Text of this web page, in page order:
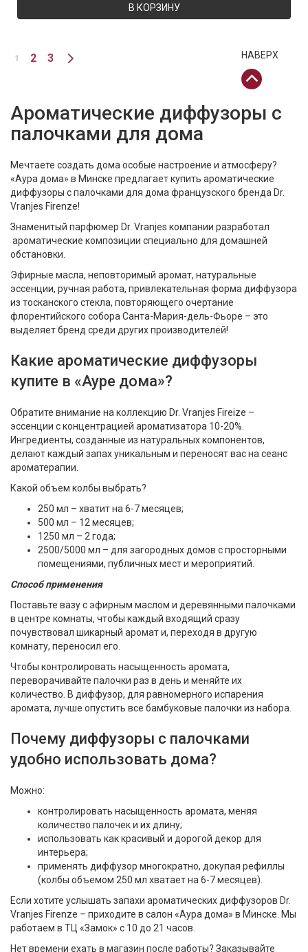
В КОРЗИНУ
1 2 3 НАВЕРХ
Ароматические диффузоры с
палочками для дома
Мечтаете создать дома особые настроение и атмосферу?
«Аура дома» в Минске предлагает купить ароматические
диффузоры с палочками для дома французского бренда Dr.
Vranjes Firenze!
Знаменитый парфюмер Dr. Vranjes компании разработал
ароматические композиции специально для домашней
обстановки.
Эфирные масла, неповторимый аромат, натуральные
эссенции, ручная работа, привлекательная форма диффузора
из тосканского стекла, повторяющего очертание
флорентийского собора Санта-Мария-дель-Фьоре – это
выделяет бренд среди других производителей!
Какие ароматические диффузоры
купите в «Ауре дома»?
Обратите внимание на коллекцию Dr. Vranjes Fireize –
эссенции с концентрацией ароматизатора 10-20%.
Ингредиенты, созданные из натуральных компонентов,
делают каждый запах уникальным и переносят вас на сеанс
ароматерапии.
Какой объем колбы выбрать?
250 мл – хватит на 6-7 месяцев;
500 мл – 12 месяцев;
1250 мл – 2 года;
2500/5000 мл – для загородных домов с просторными
помещениями, публичных мест и мероприятий.
Способ применения
Поставьте вазу с эфирным маслом и деревянными палочками
в центре комнаты, чтобы каждый входящий сразу
почувствовал шикарный аромат и, переходя в другую
комнату, переносил его.
Чтобы контролировать насыщенность аромата,
переворачивайте палочки раз в день и меняйте их
количество. В диффузор, для равномерного испарения
аромата, лучше опустить все бамбуковые палочки из набора.
Почему диффузоры с палочками
удобно использовать дома?
Можно:
контролировать насыщенность аромата, меняя
количество палочек и их длину;
использовать как красивый и дорогой декор для
интерьера;
применять диффузор многократно, докупая рефиллы
(колбы объемом 250 мл хватает на 6-7 месяцев).
Если хотите услышать запахи ароматических диффузоров Dr.
Vranjes Firenze – приходите в салон «Аура дома» в Минске. Мы
работаем в ТЦ «Замок» c 10 до 21 часов.
Нет времени ехать в магазин после работы? Заказывайте